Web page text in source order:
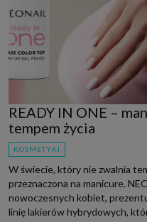
READY IN ONE –
tempem życia
KOSMETYKI
W świecie, który nie zwalnia
przeznaczona na manicure.
nowoczesnych kobiet,
linię lakierów hybrydowych,